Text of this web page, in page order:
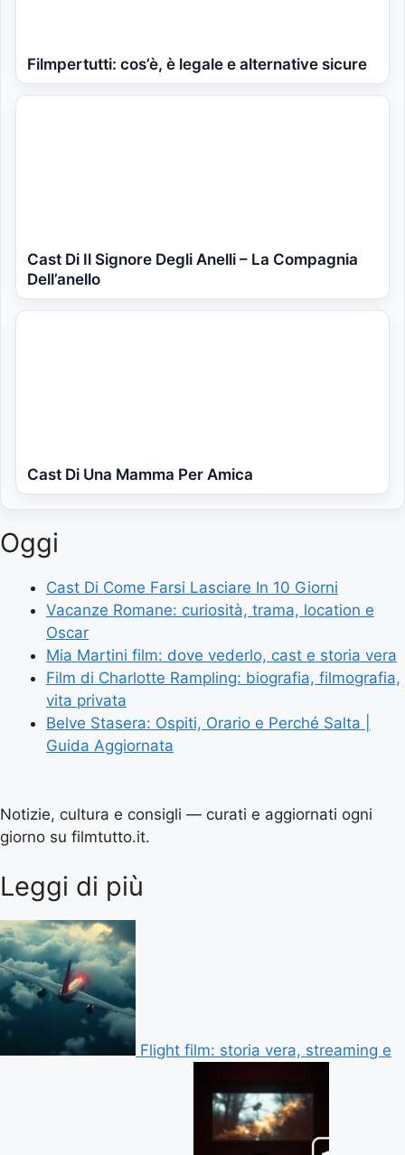
Filmpertutti: cos’è, è legale e alternative sicure
Cast Di Il Signore Degli Anelli – La Compagnia
Dell’anello
Cast Di Una Mamma Per Amica
Oggi
Cast Di Come Farsi Lasciare In 10 Giorni
Vacanze Romane: curiosità, trama, location e
Oscar
Mia Martini film: dove vederlo, cast e storia vera
Film di Charlotte Rampling: biografia, filmografia,
vita privata
Belve Stasera: Ospiti, Orario e Perché Salta |
Guida Aggiornata
Notizie, cultura e consigli — curati e aggiornati ogni
giorno su filmtutto.it.
Leggi di più
Flight film: storia vera, streaming e